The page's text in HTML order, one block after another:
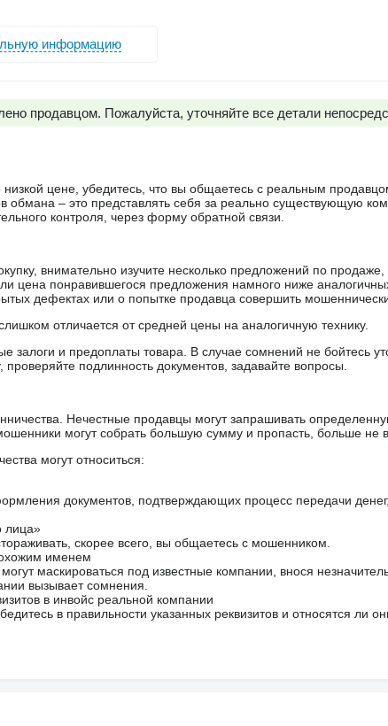
информацию
продавцом. Пожалуйста, уточняйте все детали
низкой цене, убедитесь, что вы общаетесь с реальным
обмана – это представлять себя за реально существующую
контроля, через форму обратной связи.
внимательно изучите несколько предложений по
цена понравившегося предложения намного ниже
дефектах или о попытке продавца совершить
отличается от средней цены на аналогичную технику.
залоги и предоплаты товара. В случае сомнений не бойтесь
подлинность документов, задавайте вопросы.
Нечестные продавцы могут запрашивать
могут собрать большую сумму и пропасть, больше не
могут относиться:
документов, подтверждающих процесс передачи
лица»
скорее всего, вы общаетесь с мошенником.
именем
маскироваться под известные компании, внося
вызывает сомнения.
в инвойс реальной компании
в правильности указанных реквизитов и относятся ли